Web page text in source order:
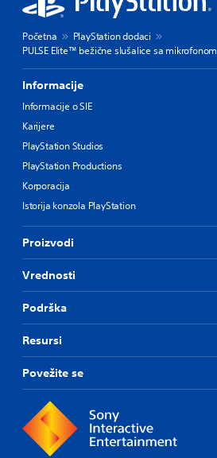
Početna
PlayStation dodaci
PULSE Elite™ bežične slušalice sa mikrofonom
Informacije
Informacije o SIE
Karijere
PlayStation Studios
PlayStation Productions
Korporacija
Istorija konzola PlayStation
Proizvodi
Vrednosti
Podrška
Resursi
Povežite se